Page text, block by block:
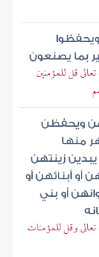
بما يصنعون
قل للمؤمنين
ويحفظن
منها
زينتهن
أو أبنائهن أو
أو بني
وقل للمؤمنات